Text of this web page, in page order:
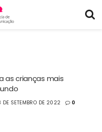
as crianças mais
DE SETEMBRO DE 2022 0